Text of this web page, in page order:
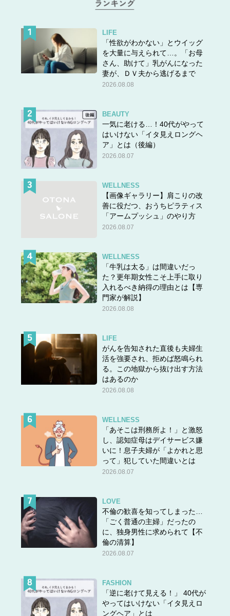
スポンサーリンク
次の話（7/19 21:30更新）
＜＜前のページ
実際にオトナ婚をした体験者の皆さま、あなたのオトナ婚
体験を聞かせてください！→こちらから
各電子書店で好評発売中。
40代からのオトナ婚
』下地のりこ・画 ミナト薫・原
作 880円（10％税込）／主婦の友社
Kindle Unlimitedメンバーなら無料で読めますよ！→
らから
LIFE
「性欲がわかない」とウイッグ
を大量に与えられて…。「お母
さん、助けて」乳がんになった
妻が、ＤＶ夫から逃げるまで
2026.08.08
BEAUTY
一気に老ける…！40代がやって
はいけない「イタ見えロングヘ
ア」とは（後編）
2026.08.07
WELLNESS
【画像ギャラリー】肩こりの改
善に役だつ、おうちピラティス
「アームプッシュ」のやり方
2026.08.07
WELLNESS
「牛乳は太る」は間違いだっ
た？更年期女性こそ上手に取り
入れるべき納得の理由とは【専
門家が解説】
2026.08.08
LIFE
がんを告知された直後も夫婦生
活を強要され、拒めば怒鳴られ
る。この地獄から抜け出す方法
はあるのか
2026.08.08
WELLNESS
「あそこは刑務所よ！」と激怒
し、認知症母はデイサービス嫌
いに！息子夫婦が「よかれと思
って」犯していた間違いとは
2026.08.07
LOVE
不倫の歓喜を知ってしまった…
「ごく普通の主婦」だったの
に、独身男性に求められて【不
倫の清算】
2026.08.07
FASHION
「逆に老けて見える！」 40代が
やってはいけない「イタ見えロ
ングヘア」とは